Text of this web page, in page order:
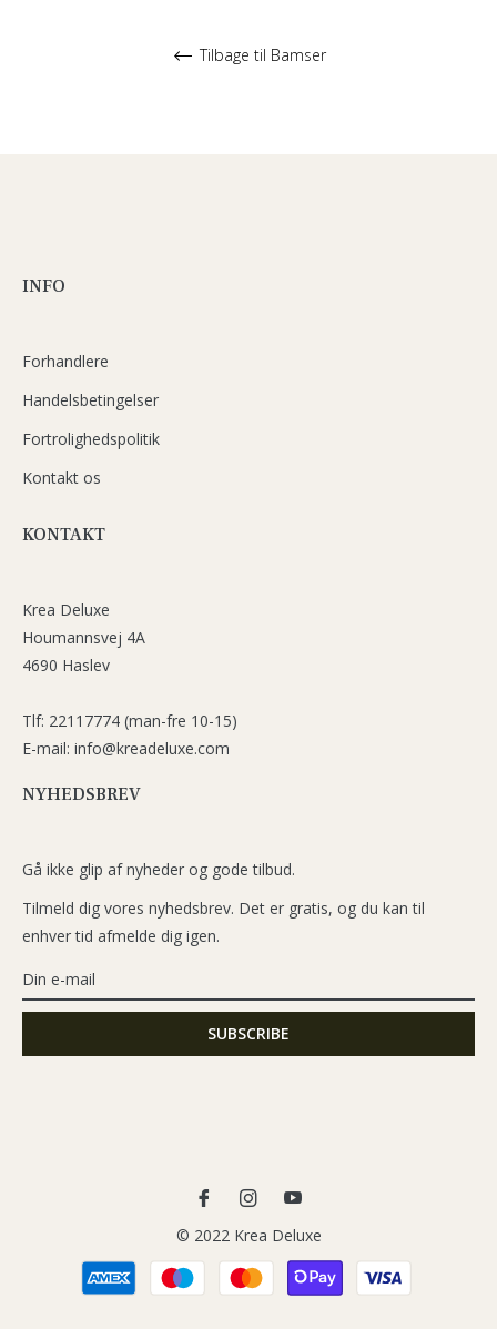
Tilbage til Bamser
INFO
Forhandlere
Handelsbetingelser
Fortrolighedspolitik
Kontakt os
KONTAKT
Krea Deluxe
Houmannsvej 4A
4690 Haslev
Tlf: 22117774 (man-fre 10-15)
E-mail: info@kreadeluxe.com
NYHEDSBREV
Gå ikke glip af nyheder og gode tilbud.
Tilmeld dig vores nyhedsbrev. Det er gratis, og du kan til
enhver tid afmelde dig igen.
Ins
You
© 2022 Krea Deluxe